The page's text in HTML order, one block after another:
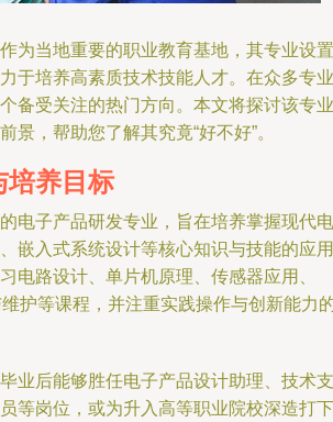
为当地重要的职业教育基地，其专业设置
于培养高素质技术技能人才。在众多专业
备受关注的热门方向。本文将探讨该专业
景，帮助您了解其究竟“好不好”。
培养目标
电子产品研发专业，旨在培养掌握现代电
嵌入式系统设计等核心知识与技能的应用
电路设计、单片机原理、传感器应用、
护等课程，并注重实践操作与创新能力
业后能够胜任电子产品设计助理、技术支
等岗位，或为升入高等职业院校深造打下